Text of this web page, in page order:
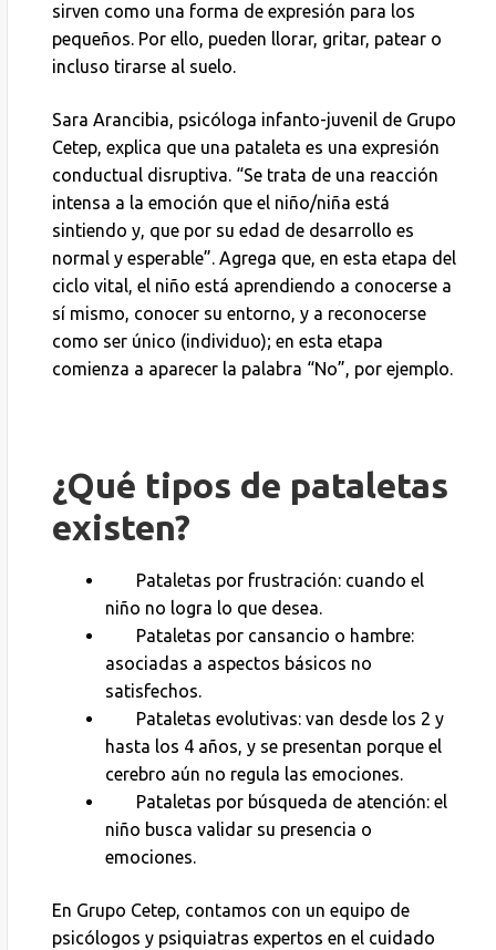
sirven como una forma de expresión para los
pequeños. Por ello, pueden llorar, gritar, patear o
incluso tirarse al suelo.
Sara Arancibia, psicóloga infanto-juvenil de Grupo
Cetep, explica que una pataleta es una expresión
conductual disruptiva. “Se trata de una reacción
intensa a la emoción que el niño/niña está
sintiendo y, que por su edad de desarrollo es
normal y esperable”. Agrega que, en esta etapa del
ciclo vital, el niño está aprendiendo a conocerse a
sí mismo, conocer su entorno, y a reconocerse
como ser único (individuo); en esta etapa
comienza a aparecer la palabra “No”, por ejemplo.
¿Qué tipos de pataletas
existen?
Pataletas por frustración: cuando el
niño no logra lo que desea.
Pataletas por cansancio o hambre:
asociadas a aspectos básicos no
satisfechos.
Pataletas evolutivas: van desde los 2 y
hasta los 4 años, y se presentan porque el
cerebro aún no regula las emociones.
Pataletas por búsqueda de atención: el
niño busca validar su presencia o
emociones.
En Grupo Cetep, contamos con un equipo de
psicólogos y psiquiatras expertos en el cuidado